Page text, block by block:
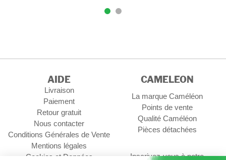
AIDE
Livraison
Paiement
Retour gratuit
Nous contacter
Conditions Générales de Vente
Mentions légales
Cookies et Données
CAMELEON
La marque Caméléon
Points de vente
Qualité Caméléon
Pièces détachées
Inscrivez-vous à notre